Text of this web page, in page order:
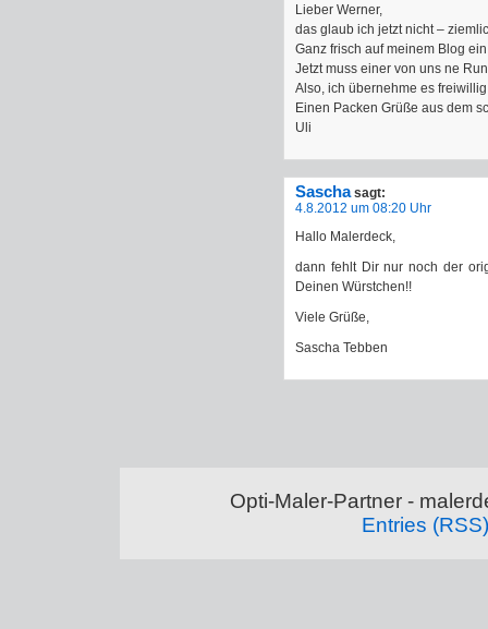
Lieber Werner,
das glaub ich jetzt nicht –
Ganz frisch auf meinem Blog
Jetzt muss einer von uns ne
Also, ich übernehme es
Einen Packen Grüße aus dem
Uli
Sascha sagt:
4.8.2012 um 08:20 Uhr
Hallo Malerdeck,
dann fehlt Dir nur noch der
Deinen Würstchen!!
Viele Grüße,
Sascha Tebben
Opti-Maler-Partner -
Entries (RSS)